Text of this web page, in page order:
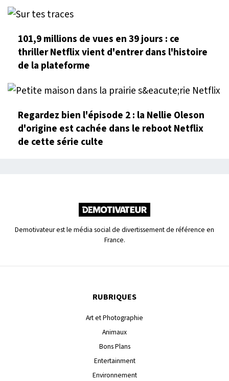
101,9 millions de vues en 39 jours : ce
thriller Netflix vient d'entrer dans l'histoire
de la plateforme
Regardez bien l'épisode 2 : la Nellie Oleson
d'origine est cachée dans le reboot Netflix
de cette série culte
Demotivateur est le média social de divertissement de référence en
France.
RUBRIQUES
Art et Photographie
Animaux
Bons Plans
Entertainment
Environnement